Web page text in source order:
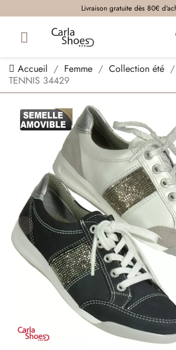
Livraison gratuite dès 80€
Accueil Femme Collection été
TENNIS 34429